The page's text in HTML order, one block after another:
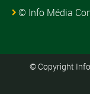
© Info Média
© Copyright